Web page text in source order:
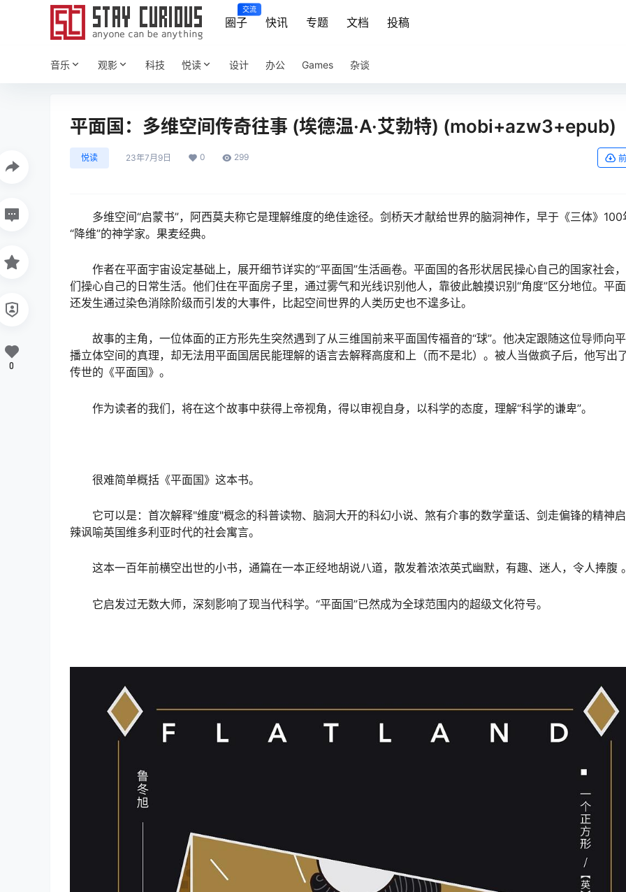
圈子
交流
快讯 专题 文档 投稿
音乐 观影 科技 悦读 设计 办公 Games 杂谈
平面国：多维空间传奇往事 (埃德温·A·艾勃特) (mobi+azw3+epub)
悦读 23年7月9日 0 299
多维空间“启蒙书”，阿西莫夫称它是理解维度的绝佳途径。剑桥天才献给世界的脑洞神作，早于《三体》100
“降维”的神学家。果麦经典。
作者在平面宇宙设定基础上，展开细节详实的“平面国”生活画卷。平面国的各形状居民操心自己的国家社会
们操心自己的日常生活。他们住在平面房子里，通过雾气和光线识别他人，靠彼此触摸识别“角度”区分地位。平
还发生通过染色消除阶级而引发的大事件，比起空间世界的人类历史也不遑多让。
故事的主角，一位体面的正方形先生突然遇到了从三维国前来平面国传福音的“球”。他决定跟随这位导师向
播立体空间的真理，却无法用平面国居民能理解的语言去解释高度和上（而不是北）。被人当做疯子后，他写出
传世的《平面国》。
作为读者的我们，将在这个故事中获得上帝视角，得以审视自身，以科学的态度，理解“科学的谦卑”。
很难简单概括《平面国》这本书。
它可以是：首次解释"维度"概念的科普读物、脑洞大开的科幻小说、煞有介事的数学童话、剑走偏锋的精神
辣讽喻英国维多利亚时代的社会寓言。
这本一百年前横空出世的小书，通篇在一本正经地胡说八道，散发着浓浓英式幽默，有趣、迷人，令人捧腹
它启发过无数大师，深刻影响了现当代科学。“平面国”已然成为全球范围内的超级文化符号。
0